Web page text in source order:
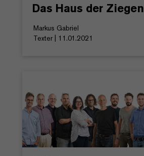
Das Haus der Ziegen
Markus Gabriel
Texter | 11.01.2021